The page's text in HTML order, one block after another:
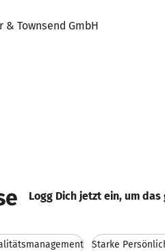
Townsend GmbH
Logg Dich jetzt ein, um
Starke